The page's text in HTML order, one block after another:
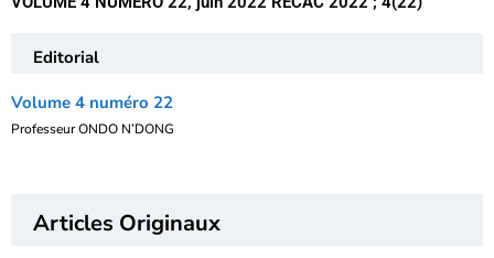
Editorial
Volume 4 numéro 22
Professeur ONDO N’DONG
Articles Originaux